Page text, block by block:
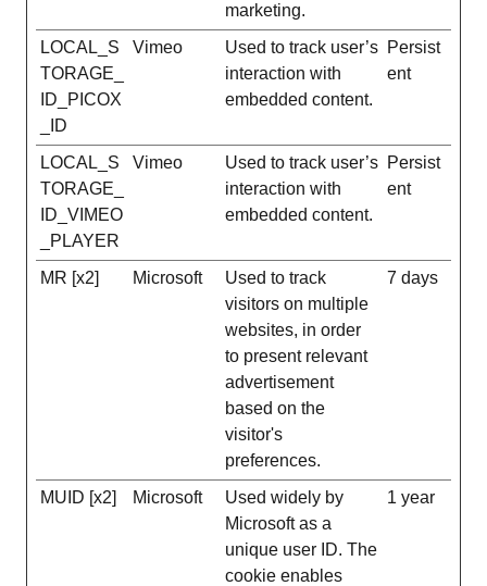
marketing.
LOCAL_S
TORAGE_
ID_PICOX
_ID
Vimeo
Used to track user’s
interaction with
embedded content.
Persist
ent
LOCAL_S
TORAGE_
ID_VIMEO
_PLAYER
Vimeo
Used to track user’s
interaction with
embedded content.
Persist
ent
MR [x2] Microsoft
Used to track
visitors on multiple
websites, in order
to present relevant
advertisement
based on the
visitor's
preferences.
7 days
MUID [x2] Microsoft
Used widely by
Microsoft as a
unique user ID. The
cookie enables
1 year